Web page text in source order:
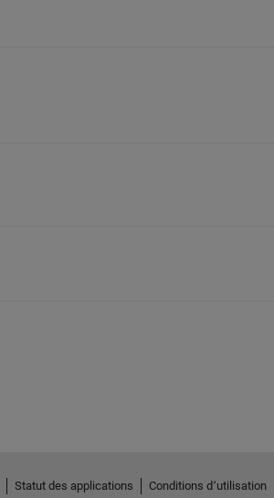
Statut des applications
Conditions d՚utilisation